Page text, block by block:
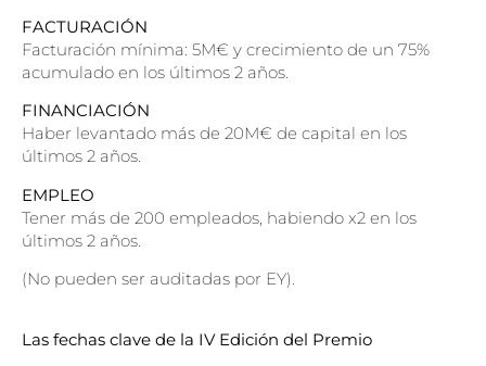
FACTURACIÓN
Facturación mínima: 5M€ y crecimiento de un 75%
acumulado en los últimos 2 años.
FINANCIACIÓN
Haber levantado más de 20M€ de capital en los
últimos 2 años.
EMPLEO
Tener más de 200 empleados, habiendo x2 en los
últimos 2 años.
(No pueden ser auditadas por EY).
Las fechas clave de la IV Edición del Premio